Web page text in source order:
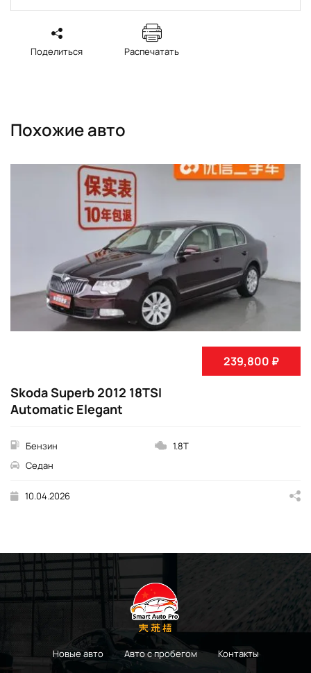
Поделиться Распечатать
Похожие авто
239,800 ₽
Skoda Superb 2012 18TSI
Automatic Elegant
Бензин
1.8T
Седан
10.04.2026
Новые авто Авто с пробегом Контакты